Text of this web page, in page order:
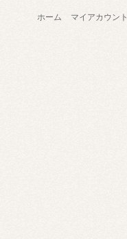
ホーム マイアカウント